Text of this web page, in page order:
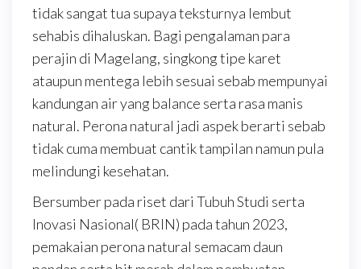
tidak sangat tua supaya teksturnya lembut
sehabis dihaluskan. Bagi pengalaman para
perajin di Magelang, singkong tipe karet
ataupun mentega lebih sesuai sebab mempunyai
kandungan air yang balance serta rasa manis
natural. Perona natural jadi aspek berarti sebab
tidak cuma membuat cantik tampilan namun pula
melindungi kesehatan.
Bersumber pada riset dari Tubuh Studi serta
Inovasi Nasional( BRIN) pada tahun 2023,
pemakaian perona natural semacam daun